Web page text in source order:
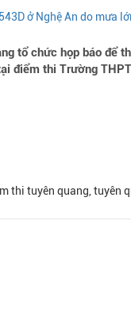
ở Nghệ An do mưa
tổ chức họp báo để
điểm thi Trường
thi tuyên quang,